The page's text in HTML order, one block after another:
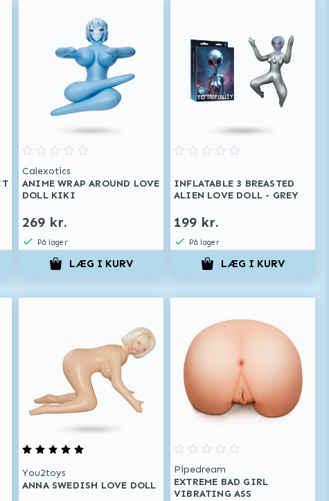
Calexotics
ANIME WRAP AROUND LOVE
DOLL KIKI
269 kr.
På lager
LÆG I KURV
INFLATABLE 3 BREASTED
ALIEN LOVE DOLL - GREY
199 kr.
På lager
LÆG I KURV
You2toys
ANNA SWEDISH LOVE DOLL
Pipedream
EXTREME BAD GIRL
VIBRATING ASS